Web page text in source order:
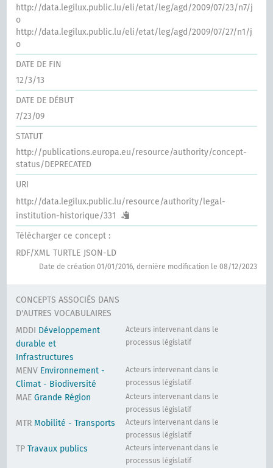
http://data.legilux.public.lu/eli/etat/leg/agd/2009/07/23/n7/j
o
http://data.legilux.public.lu/eli/etat/leg/agd/2009/07/27/n1/j
o
DATE DE FIN
12/3/13
DATE DE DÉBUT
7/23/09
STATUT
http://publications.europa.eu/resource/authority/concept-
status/DEPRECATED
URI
http://data.legilux.public.lu/resource/authority/legal-
institution-historique/331
Télécharger ce concept :
RDF/XML TURTLE JSON-LD
Date de création 01/01/2016, dernière modification le 08/12/2023
CONCEPTS ASSOCIÉS DANS
D'AUTRES VOCABULAIRES
MDDI Développement
durable et
Infrastructures
Acteurs intervenant dans le
processus législatif
MENV Environnement -
Climat - Biodiversité
Acteurs intervenant dans le
processus législatif
MAEGrande Région
Acteurs intervenant dans le
processus législatif
MTR Mobilité - Transports
Acteurs intervenant dans le
processus législatif
TPTravaux publics
Acteurs intervenant dans le
processus législatif